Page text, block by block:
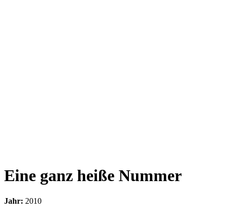
Eine ganz heiße Nummer
Jahr: 2010